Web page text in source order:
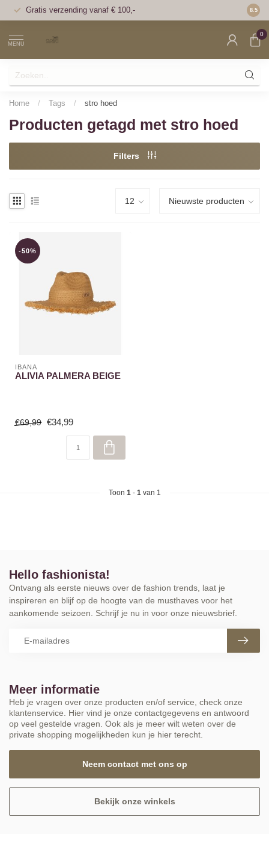
Gratis verzending vanaf € 100,- Voor
8.5
MENU
0
Home / Tags / stro hoed
Producten getagd met stro hoed
Filters
-50%
IBANA
ALIVIA PALMERA BEIGE
€69,99 €34,99
Toon 1- 1van 1
Meer informatie
Heb je vragen over onze producten en/of service, check onze
klantenservice. Hier vind je onze contactgegevens en antwoord
op veel gestelde vragen. Ook als je meer wilt weten over de
private shopping mogelijkheden kun je hier terecht.
Neem contact met ons op
Bekijk onze winkels
Hello fashionista!
Ontvang als eerste nieuws over de fashion trends, laat je
inspireren en blijf op de hoogte van de musthaves voor het
aankomende seizoen. Schrijf je nu in voor onze nieuwsbrief.